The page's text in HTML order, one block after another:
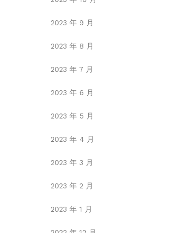
2023 年 9 月
2023 年 8 月
2023 年 7 月
2023 年 6 月
2023 年 5 月
2023 年 4 月
2023 年 3 月
2023 年 2 月
2023 年 1 月